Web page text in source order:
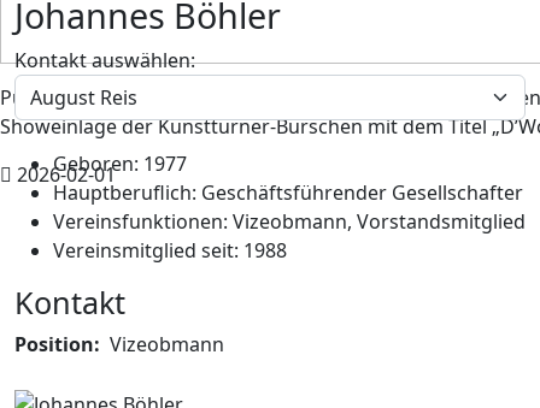
Pünktlich um 20.15 Uhr eröffnete Obmann August Reis
Showeinlage der Kunstturner-Burschen mit dem Titel
2026-02-01
Johannes Böhler
Kontakt auswählen:
Geboren: 1977
Hauptberuflich: Geschäftsführender Gesellschafter
Vereinsfunktionen: Vizeobmann, Vorstandsmitglied
Vereinsmitglied seit: 1988
Kontakt
Position: Vizeobmann